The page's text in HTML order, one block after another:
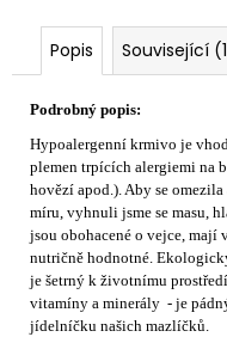
Popis Související
Podrobný popis:
Hypoalergenní krmivo je
plemen trpících alergiemi na
hovězí apod.). Aby se
míru, vyhnuli jsme se masu,
jsou obohacené o vejce, mají
nutričně hodnotné.
je šetrný k životnímu
vitamíny a minerály - je
jídelníčku našich mazlíčků.